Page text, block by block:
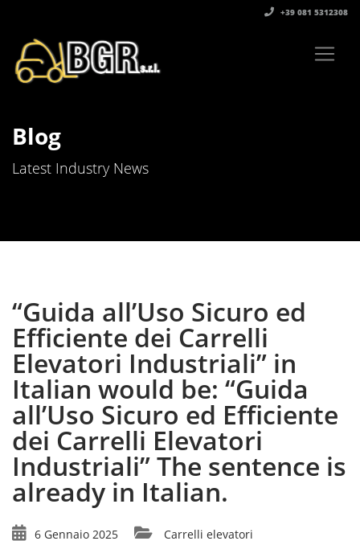
+39 081 5312308‬
Blog
Latest Industry News
“Guida all’Uso Sicuro ed
Efficiente dei Carrelli
Elevatori Industriali” in
Italian would be: “Guida
all’Uso Sicuro ed Efficiente
dei Carrelli Elevatori
Industriali” The sentence is
already in Italian.
6 Gennaio 2025
Carrelli elevatori